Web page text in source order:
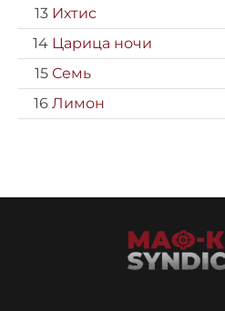
13 Ихтис
14 Царица ночи
15 Семь
16 Лимон